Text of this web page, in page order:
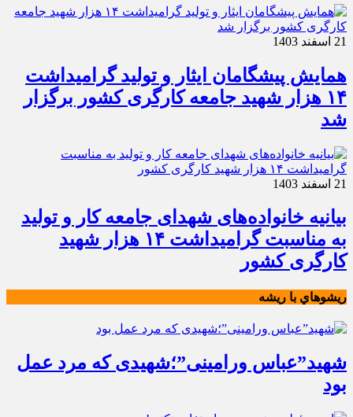
21 اسفند 1403
همایش پیشگامان ایثار و تولید گرامیداشت
۱۴ هزار شهید جامعه کارگری کشور برگزار
شد
21 اسفند 1403
بیانیه خانواده‌های شهدای جامعه کار و تولید
به مناسبت گرامیداشت ۱۴ هزار شهید
کارگری کشور
ريشوهاي با ريشه
شهید”عباس ورامینی”؛شهیدی که مرد عمل
بود